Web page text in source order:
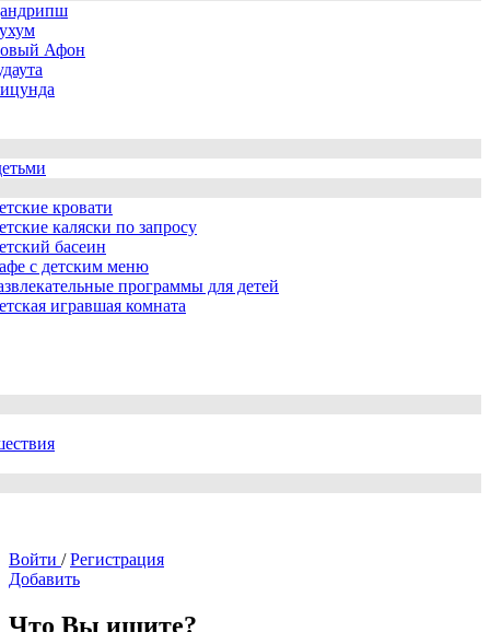
Афон
кровати
каляски по запросу
басеин
с детским меню
программы для детей
игравшая комната
Войти / Регистрация
Добавить
Что Вы ищите?